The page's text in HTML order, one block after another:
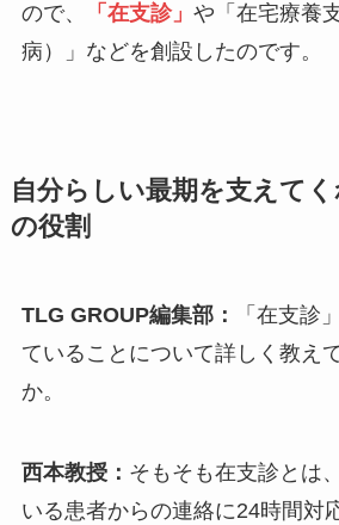
ので、
「在支診」 や「在宅療養
病）」などを創設したのです。
自分らしい最期を支えてく
の役割
TLG GROUP編集部：
「在支診
ていることについて詳しく教え
か。
西本教授： そもそも在支診とは
いる患者からの連絡に24時間対